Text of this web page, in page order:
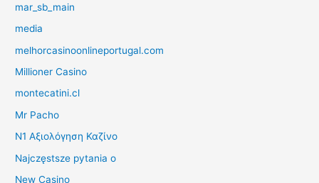
mar_sb_main
media
melhorcasinoonlineportugal.com
Millioner Casino
montecatini.cl
Mr Pacho
N1 Αξιολόγηση Καζίνο
Najczęstsze pytania o
New Casino